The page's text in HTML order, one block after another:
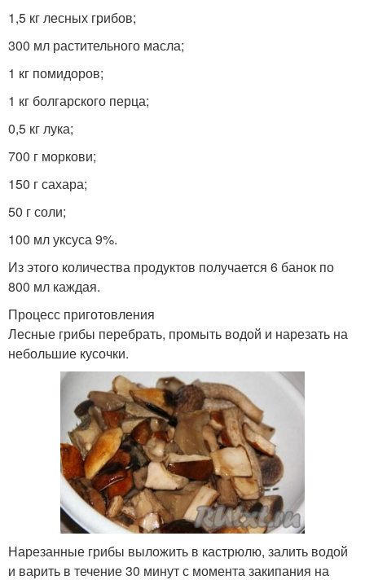
1,5 кг лесных грибов;
300 мл растительного масла;
1 кг помидоров;
1 кг болгарского перца;
0,5 кг лука;
700 г моркови;
150 г сахара;
50 г соли;
100 мл уксуса 9%.
Из этого количества продуктов получается 6 банок по
800 мл каждая.
Процесс приготовления
Лесные грибы перебрать, промыть водой и нарезать на
небольшие кусочки.
Нарезанные грибы выложить в кастрюлю, залить водой
и варить в течение 30 минут с момента закипания на